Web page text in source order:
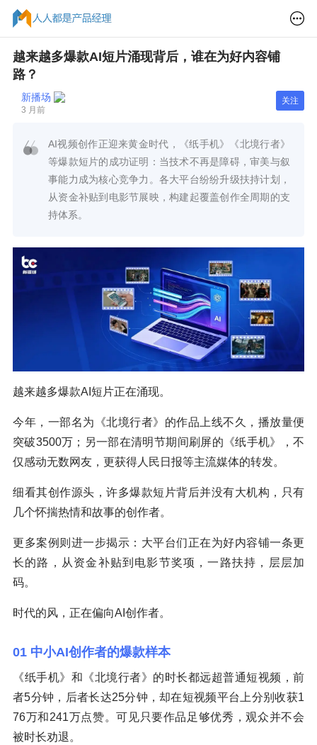
越来越多爆款AI短片涌现背后，谁在为好内容铺
路？
新播场
3 月前
关注
AI视频创作正迎来黄金时代，《纸手机》《北境行者》
等爆款短片的成功证明：当技术不再是障碍，审美与叙
事能力成为核心竞争力。各大平台纷纷升级扶持计划，
从资金补贴到电影节展映，构建起覆盖创作全周期的支
持体系。
越来越多爆款AI短片正在涌现。
今年，一部名为《北境行者》的作品上线不久，播放量便
突破3500万；另一部在清明节期间刷屏的《纸手机》，不
仅感动无数网友，更获得人民日报等主流媒体的转发。
细看其创作源头，许多爆款短片背后并没有大机构，只有
几个怀揣热情和故事的创作者。
更多案例则进一步揭示：大平台们正在为好内容铺一条更
长的路，从资金补贴到电影节奖项，一路扶持，层层加
码。
时代的风，正在偏向AI创作者。
01 中小AI创作者的爆款样本
《纸手机》和《北境行者》的时长都远超普通短视频，前
者5分钟，后者长达25分钟，却在短视频平台上分别收获1
76万和241万点赞。可见只要作品足够优秀，观众并不会
被时长劝退。